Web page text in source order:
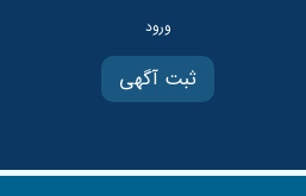
ثبت آگهی